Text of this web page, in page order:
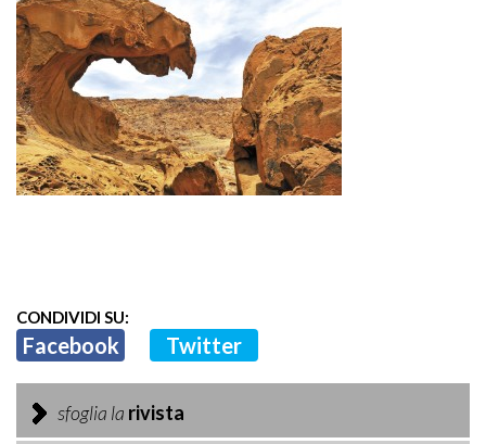
CONDIVIDI SU:
Facebook Twitter
sfoglia la rivista